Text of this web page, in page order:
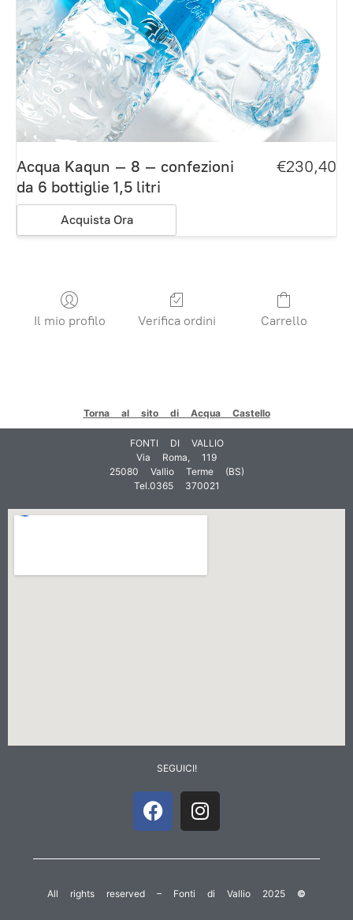
€230,40
Acqua Kaqun – 8 – confezioni
da 6 bottiglie 1,5 litri
Acquista Ora
Il mio profilo Verifica ordini Carrello
Torna al sito di Acqua Castello
FONTI DI VALLIO
Via Roma, 119
25080 Vallio Terme (BS)
Tel.0365 370021
SEGUICI!
All rights reserved – Fonti di Vallio 2025 ©